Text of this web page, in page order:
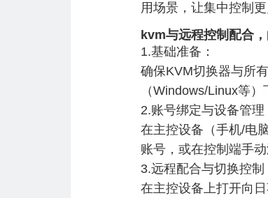
用场景，让集中控制更
kvm与远程控制配合
1.基础准备：
确保KVM切换器与所
（Windows/Linux等
2.账号绑定与设备管理
在主控设备（手机/电
账号，或在控制端手
3.远程配合与切换控制
在主控设备上打开向